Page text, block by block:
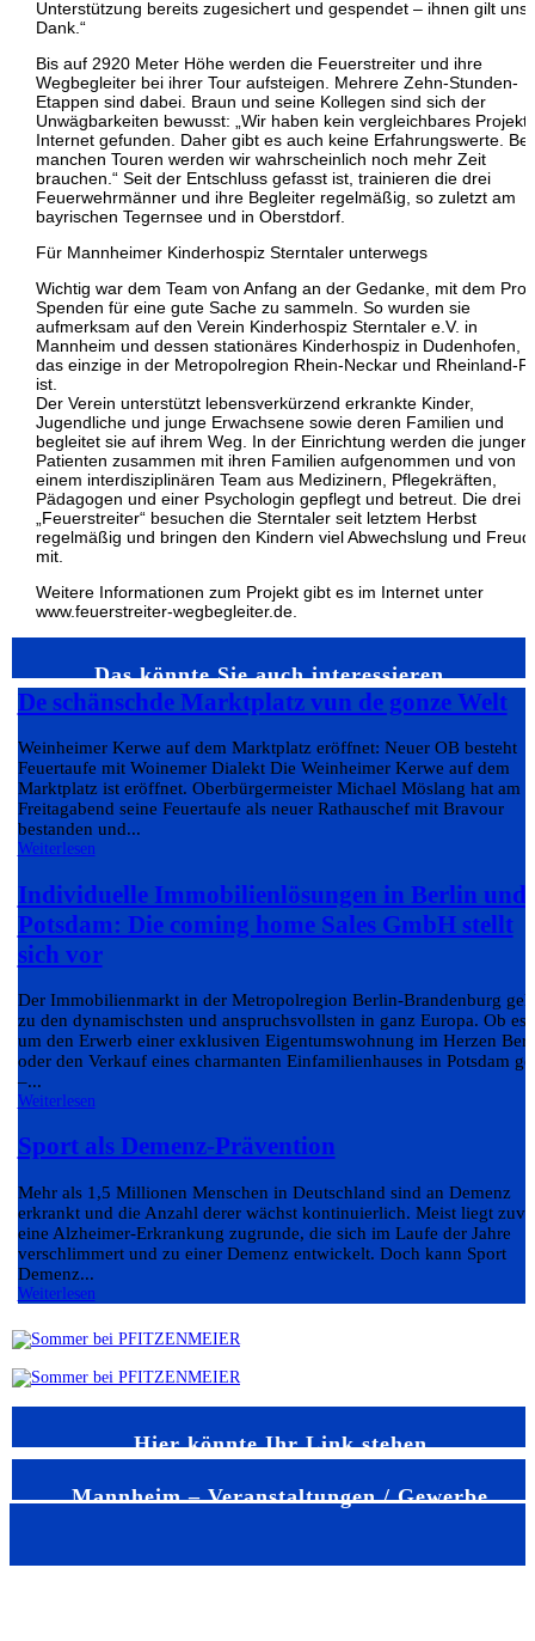
Unterstützung bereits zugesichert und gespendet – ihnen gilt
Dank.“
Bis auf 2920 Meter Höhe werden die Feuerstreiter und ihre
Wegbegleiter bei ihrer Tour aufsteigen. Mehrere Zehn-Stunden-
Etappen sind dabei. Braun und seine Kollegen sind sich der
Unwägbarkeiten bewusst: „Wir haben kein vergleichbares Projekt
Internet gefunden. Daher gibt es auch keine Erfahrungswerte. Bei
manchen Touren werden wir wahrscheinlich noch mehr Zeit
brauchen.“ Seit der Entschluss gefasst ist, trainieren die drei
Feuerwehrmänner und ihre Begleiter regelmäßig, so zuletzt am
bayrischen Tegernsee und in Oberstdorf.
Für Mannheimer Kinderhospiz Sterntaler unterwegs
Wichtig war dem Team von Anfang an der Gedanke, mit dem
Spenden für eine gute Sache zu sammeln. So wurden sie
aufmerksam auf den Verein Kinderhospiz Sterntaler e.V. in
Mannheim und dessen stationäres Kinderhospiz in Dudenhofen,
das einzige in der Metropolregion Rhein-Neckar und Rheinland-
ist.
Der Verein unterstützt lebensverkürzend erkrankte Kinder,
Jugendliche und junge Erwachsene sowie deren Familien und
begleitet sie auf ihrem Weg. In der Einrichtung werden die jungen
Patienten zusammen mit ihren Familien aufgenommen und von
einem interdisziplinären Team aus Medizinern, Pflegekräften,
Pädagogen und einer Psychologin gepflegt und betreut. Die drei
„Feuerstreiter“ besuchen die Sterntaler seit letztem Herbst
regelmäßig und bringen den Kindern viel Abwechslung und
mit.
Weitere Informationen zum Projekt gibt es im Internet unter
www.feuerstreiter-wegbegleiter.de.
Das könnte Sie auch interessieren…
De schänschde Marktplatz vun de gonze Welt
Weinheimer Kerwe auf dem Marktplatz eröffnet: Neuer OB besteht
Feuertaufe mit Woinemer Dialekt Die Weinheimer Kerwe auf dem
Marktplatz ist eröffnet. Oberbürgermeister Michael Möslang hat am
Freitagabend seine Feuertaufe als neuer Rathauschef mit Bravour
bestanden und...
Weiterlesen
Individuelle Immobilienlösungen in Berlin und
Potsdam: Die coming home Sales GmbH stellt
sich vor
Der Immobilienmarkt in der Metropolregion Berlin-Brandenburg
zu den dynamischsten und anspruchsvollsten in ganz Europa. Ob es
um den Erwerb einer exklusiven Eigentumswohnung im Herzen
oder den Verkauf eines charmanten Einfamilienhauses in Potsdam
–...
Weiterlesen
Sport als Demenz-Prävention
Mehr als 1,5 Millionen Menschen in Deutschland sind an Demenz
erkrankt und die Anzahl derer wächst kontinuierlich. Meist liegt
eine Alzheimer-Erkrankung zugrunde, die sich im Laufe der Jahre
verschlimmert und zu einer Demenz entwickelt. Doch kann Sport
Demenz...
Weiterlesen
Hier könnte Ihr Link stehen
Mannheim – Veranstaltungen / Gewerbe